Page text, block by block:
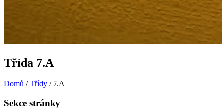
Třída 7.A
Domů / Třídy / 7.A
Sekce stránky